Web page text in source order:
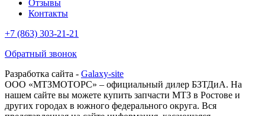
Отзывы
Контакты
+7 (863) 303-21-21
Обратный звонок
Разработка сайта - Galaxy-site
ООО «МТЗМОТОРС» – официальный дилер БЗТДиА. На
нашем сайте вы можете купить запчасти МТЗ в Ростове и
других городах в южного федерального округа. Вся